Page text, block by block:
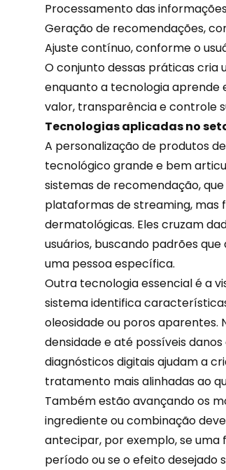
Processamento das
Geração de recomendações,
Ajuste contínuo, conforme o
O conjunto dessas práticas cria
enquanto a tecnologia aprende
valor, transparência e controle
Tecnologias aplicadas no
A personalização de produtos de
tecnológico grande e bem
sistemas de recomendação,
plataformas de streaming, mas
dermatológicas. Eles cruzam
usuários, buscando padrões
uma pessoa específica.
Outra tecnologia essencial é a
sistema identifica
oleosidade ou poros aparentes.
densidade e até possíveis
diagnósticos digitais ajudam a
tratamento mais alinhadas ao
Também estão avançando os
ingrediente ou combinação
antecipar, por exemplo, se
período ou se o efeito desejado